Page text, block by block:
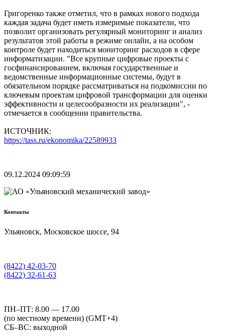
Григоренко также отметил, что в рамках нового подхода
каждая задача будет иметь измеримые показатели, что
позволит организовать регулярный мониторинг и анализ
результатов этой работы в режиме онлайн, а на особом
контроле будет находиться мониторинг расходов в сфере
информатизации. "Все крупные цифровые проекты с
госфинансированием, включая государственные и
ведомственные информационные системы, будут в
обязательном порядке рассматриваться на подкомиссии по
ключевым проектам цифровой трансформации для оценки
эффективности и целесообразности их реализации", -
отмечается в сообщении правительства.
ИСТОЧНИК:
https://tass.ru/ekonomika/22589933
09.12.2024 09:09:59
Контакты
Ульяновск, Московское шоссе, 94
(8422) 42-03-70
(8422) 32-61-63
ПН–ПТ: 8.00 — 17.00
(по местному времени) (GMT+4)
СБ–ВС: выходной